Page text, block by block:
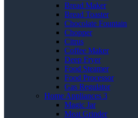
Bread Maker
Bread Toaster
Chocolate Fountain
Chopper
Citrus
Coffee Maker
Deep Fryer
Food Steamer
Food Processor
Gas Regulator
Home Appliances 3
Magic Jar
Meat Grinder